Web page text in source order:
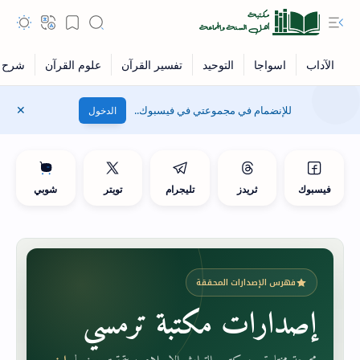
للإنضمام في مجموعتي في فيسبوك.. الدخول
فيسبوك ثريدز تليجرام تويتر شوبي
فهرس الإصدارات المحققة
إصدارات مكتبة ترمسي